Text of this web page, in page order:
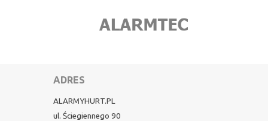
ADRES
ALARMYHURT.PL
ul. Ściegiennego 90